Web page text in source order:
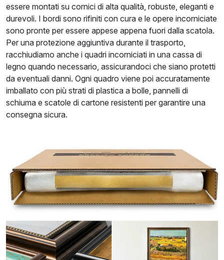
essere montati su cornici di alta qualità, robuste, eleganti e
durevoli. I bordi sono rifiniti con cura e le opere incorniciate
sono pronte per essere appese appena fuori dalla scatola.
Per una protezione aggiuntiva durante il trasporto,
racchiudiamo anche i quadri incorniciati in una cassa di
legno quando necessario, assicurandoci che siano protetti
da eventuali danni. Ogni quadro viene poi accuratamente
imballato con più strati di plastica a bolle, pannelli di
schiuma e scatole di cartone resistenti per garantire una
consegna sicura.